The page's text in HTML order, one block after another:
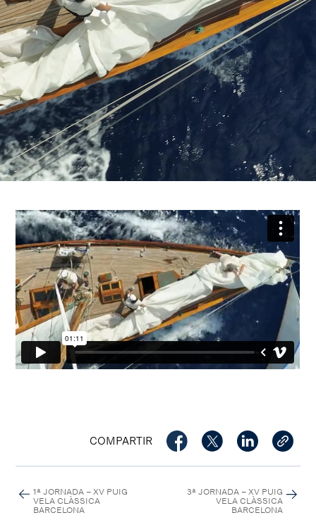
COMPARTIR
1ª JORNADA – XV PUIG
VELA CLÀSSICA
BARCELONA
3ª JORNADA – XV PUIG
VELA CLÀSSICA
BARCELONA